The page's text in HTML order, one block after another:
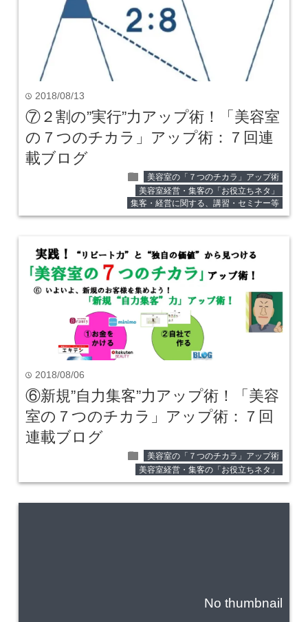
time 2018/08/13
⑦２割の”実行”力アップ術！「美容室
の７つのチカラ」アップ術：７回連
載ブログ
folder
美容室の「７つのチカラ」アップ術
美容室経営・集客の「お役立ちネタ」
集客・経営に関する、講習・セミナー等
time 2018/08/06
⑥新規”自力集客”力アップ術！「美容
室の７つのチカラ」アップ術：７回
連載ブログ
folder
美容室の「７つのチカラ」アップ術
美容室経営・集客の「お役立ちネタ」
No thumbnail